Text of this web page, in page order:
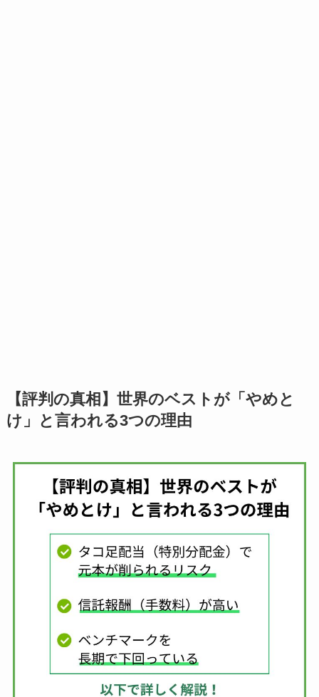
【評判の真相】世界のベストが「やめと
け」と言われる3つの理由